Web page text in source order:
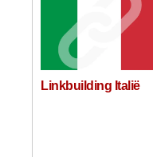
Linkbuilding Italië